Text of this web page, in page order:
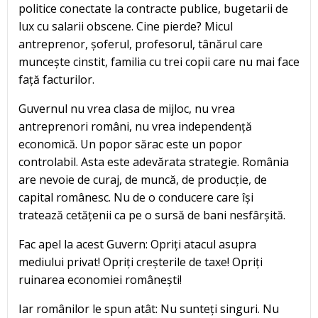
politice conectate la contracte publice, bugetarii de
lux cu salarii obscene. Cine pierde? Micul
antreprenor, șoferul, profesorul, tânărul care
muncește cinstit, familia cu trei copii care nu mai face
față facturilor.
Guvernul nu vrea clasa de mijloc, nu vrea
antreprenori români, nu vrea independență
economică. Un popor sărac este un popor
controlabil. Asta este adevărata strategie. România
are nevoie de curaj, de muncă, de producție, de
capital românesc. Nu de o conducere care își
tratează cetățenii ca pe o sursă de bani nesfârșită.
Fac apel la acest Guvern: Opriți atacul asupra
mediului privat! Opriți creșterile de taxe! Opriți
ruinarea economiei românești!
Iar românilor le spun atât: Nu sunteți singuri. Nu